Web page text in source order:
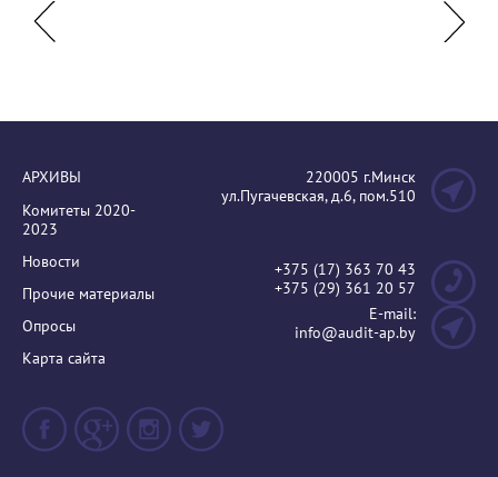
АРХИВЫ
Комитеты 2020-
2023
Новости
Прочие материалы
Опросы
Карта сайта
220005 г.Минск
ул.Пугачевская, д.6, пом.510
+375 (17) 363 70 43
+375 (29) 361 20 57
E-mail:
info@audit-ap.by